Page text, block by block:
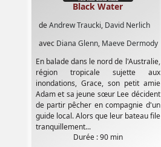
deAndrew Traucki, David Nerlich
avec Diana Glenn, Maeve Dermody
Black Water
En balade dans le nord de l'Australie,
région tropicale sujette aux
inondations, Grace, son petit amie
Adam et sa jeune sœur Lee décident
de partir pêcher en compagnie d'un
guide local. Alors que leur bateau file
tranquillement...
Durée : 90 min